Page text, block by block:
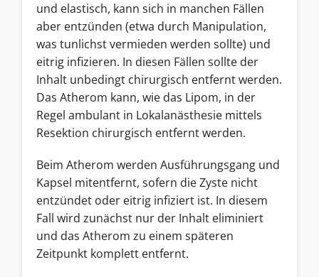
und elastisch, kann sich in manchen Fällen
aber entzünden (etwa durch Manipulation,
was tunlichst vermieden werden sollte) und
eitrig infizieren. In diesen Fällen sollte der
Inhalt unbedingt chirurgisch entfernt werden.
Das Atherom kann, wie das Lipom, in der
Regel ambulant in Lokalanästhesie mittels
Resektion chirurgisch entfernt werden.
Beim Atherom werden Ausführungsgang und
Kapsel mitentfernt, sofern die Zyste nicht
entzündet oder eitrig infiziert ist. In diesem
Fall wird zunächst nur der Inhalt eliminiert
und das Atherom zu einem späteren
Zeitpunkt komplett entfernt.